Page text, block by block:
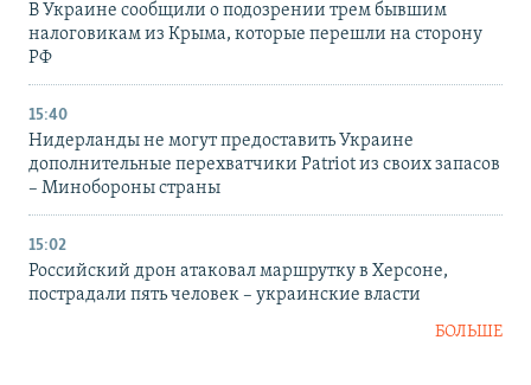
В Украине сообщили о подозрении трем бывшим
налоговикам из Крыма, которые перешли на сторону
РФ
15:40
Нидерланды не могут предоставить Украине
дополнительные перехватчики Patriot из своих запасов
– Минобороны страны
15:02
Российский дрон атаковал маршрутку в Херсоне,
пострадали пять человек – украинские власти
БОЛЬШЕ